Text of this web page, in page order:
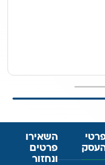
השאירו
פרטים
ונחזור